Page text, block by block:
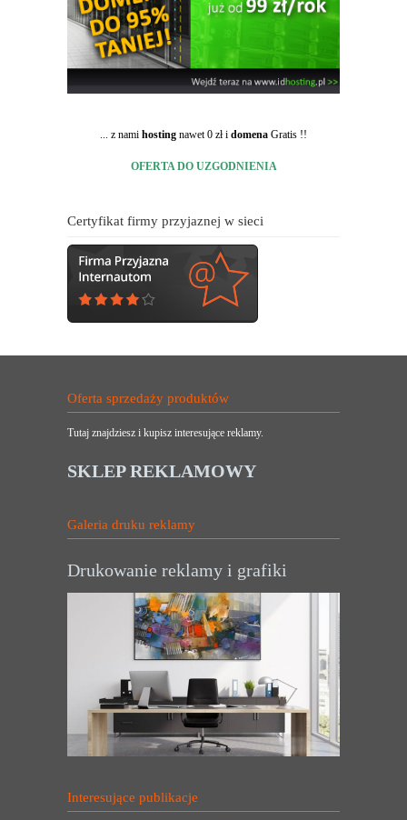
... z nami hosting nawet 0 zł i domena Gratis !!
OFERTA DO UZGODNIENIA
Certyfikat firmy przyjaznej w sieci
Oferta sprzedaży produktów
Tutaj znajdziesz i kupisz interesujące reklamy.
SKLEP REKLAMOWY
Galeria druku reklamy
Drukowanie reklamy i grafiki
Interesujące publikacje